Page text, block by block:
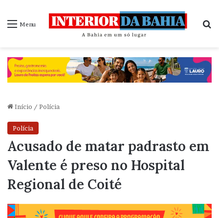
Menu
Início / Polícia
Polícia
Acusado de matar padrasto em
Valente é preso no Hospital
Regional de Coité